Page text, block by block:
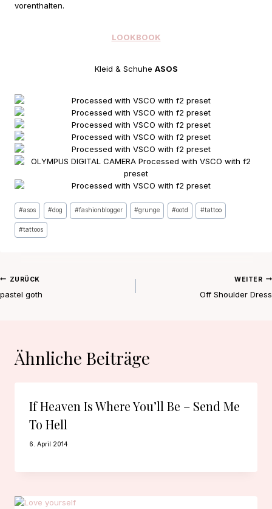
vorenthalten.
LOOKBOOK
Kleid & Schuhe ASOS
Schlagworte:
#asos #dog #fashionblogger #grunge #ootd #tattoo
#tattoos
Beitragsnavigation
ZURÜCK
pastel goth
WEITER
Off Shoulder Dress
Ähnliche Beiträge
If Heaven Is Where You’ll Be – Send Me
To Hell
6. April 2014